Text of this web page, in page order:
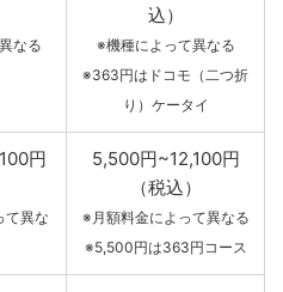
なる
込）
※機種によって異なる
※363円はドコモ（二つ折
り）ケータイ
円
て異な
5,500円~12,100円
（税込）
※月額料金によって異なる
※5,500円は363円コース